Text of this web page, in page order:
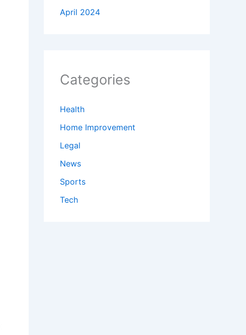
April 2024
Categories
Health
Home Improvement
Legal
News
Sports
Tech